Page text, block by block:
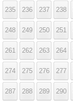
235 236 237 238
248 249 250 251
261 262 263 264
274 275 276 277
287 288 289 290